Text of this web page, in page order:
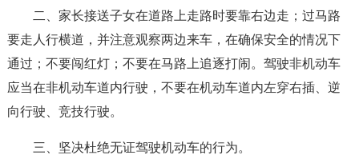
二、家长接送子女在道路上走路时要靠右边走；过马路
要走人行横道，并注意观察两边来车，在确保安全的情况下
通过；不要闯红灯；不要在马路上追逐打闹。驾驶非机动车
应当在非机动车道内行驶，不要在机动车道内左穿右插、逆
向行驶、竞技行驶。
三、坚决杜绝无证驾驶机动车的行为。